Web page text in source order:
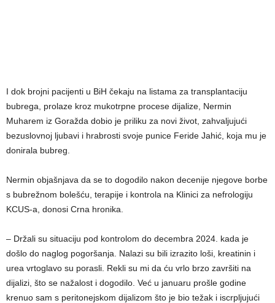
I dok brojni pacijenti u BiH čekaju na listama za transplantaciju
bubrega, prolaze kroz mukotrpne procese dijalize, Nermin
Muharem iz Goražda dobio je priliku za novi život, zahvaljujući
bezuslovnoj ljubavi i hrabrosti svoje punice Feride Jahić, koja mu je
donirala bubreg.
Nermin objašnjava da se to dogodilo nakon decenije njegove borbe
s bubrežnom bolešću, terapije i kontrola na Klinici za nefrologiju
KCUS-a, donosi Crna hronika.
– Držali su situaciju pod kontrolom do decembra 2024. kada je
došlo do naglog pogoršanja. Nalazi su bili izrazito loši, kreatinin i
urea vrtoglavo su porasli. Rekli su mi da ću vrlo brzo završiti na
dijalizi, što se nažalost i dogodilo. Već u januaru prošle godine
krenuo sam s peritonejskom dijalizom što je bio težak i iscrpljujući